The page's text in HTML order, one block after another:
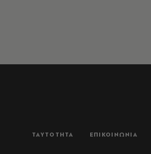
ΤΑΥΤΟΤΗΤΑ ΕΠΙΚΟΙΝΩΝΙΑ